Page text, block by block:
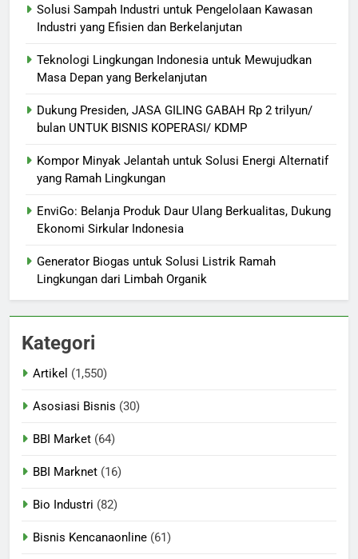
Solusi Sampah Industri untuk Pengelolaan Kawasan
Industri yang Efisien dan Berkelanjutan
Teknologi Lingkungan Indonesia untuk Mewujudkan
Masa Depan yang Berkelanjutan
Dukung Presiden, JASA GILING GABAH Rp 2 trilyun/
bulan UNTUK BISNIS KOPERASI/ KDMP
Kompor Minyak Jelantah untuk Solusi Energi Alternatif
yang Ramah Lingkungan
EnviGo: Belanja Produk Daur Ulang Berkualitas, Dukung
Ekonomi Sirkular Indonesia
Generator Biogas untuk Solusi Listrik Ramah
Lingkungan dari Limbah Organik
Kategori
Artikel (1,550)
Asosiasi Bisnis (30)
BBI Market (64)
BBI Marknet (16)
Bio Industri (82)
Bisnis Kencanaonline (61)